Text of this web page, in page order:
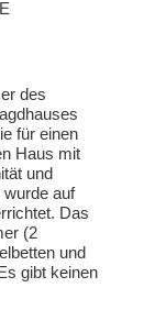
des
für einen
Haus mit
und
auf
Das
(2
und
gibt keinen